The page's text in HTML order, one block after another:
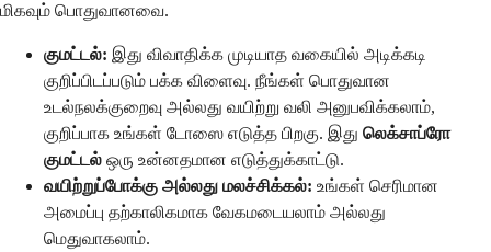
மிகவும் பொதுவானவை.
குமட்டல்: இது விவாதிக்க முடியாத வகையில் அடிக்கடி
குறிப்பிடப்படும் பக்க விளைவு. நீங்கள் பொதுவான
உடல்நலக்குறைவு அல்லது வயிற்று வலி அனுபவிக்கலாம்,
குறிப்பாக உங்கள் டோஸை எடுத்த பிறகு. இது லெக்சாப்ரோ
குமட்டல் ஒரு உன்னதமான எடுத்துக்காட்டு.
வயிற்றுப்போக்கு அல்லது மலச்சிக்கல்: உங்கள் செரிமான
அமைப்பு தற்காலிகமாக வேகமடையலாம் அல்லது
மெதுவாகலாம்.